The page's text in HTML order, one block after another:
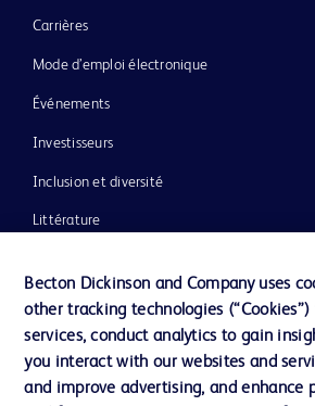
Carrières
Mode d’emploi électronique
Événements
Investisseurs
Inclusion et diversité
Littérature
Notre entreprise
Éthique et conformité
Assistance
Becton Dickinson and Company uses
other tracking technologies
services, conduct analytics to gain
you interact with our websites and
and improve advertising, and enhance